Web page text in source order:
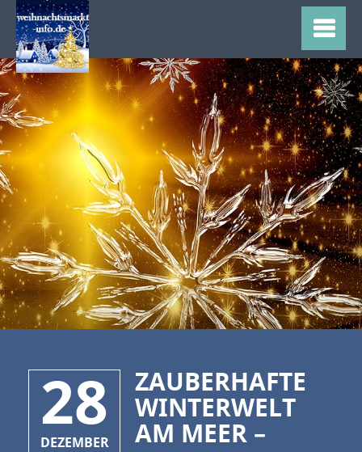
28
DEZEMBER
ZAUBERHAFTE
WINTERWELT
AM MEER –